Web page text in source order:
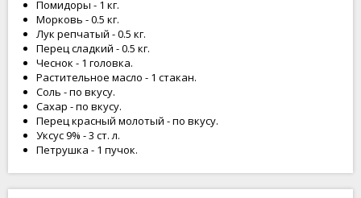
Помидоры - 1 кг.
Морковь - 0.5 кг.
Лук репчатый - 0.5 кг.
Перец сладкий - 0.5 кг.
Чеснок - 1 головка.
Растительное масло - 1 стакан.
Соль - по вкусу.
Сахар - по вкусу.
Перец красный молотый - по вкусу.
Уксус 9% - 3 ст. л.
Петрушка - 1 пучок.